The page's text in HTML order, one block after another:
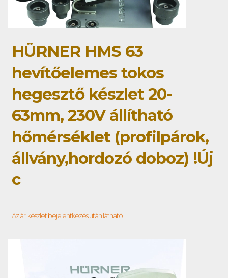
HÜRNER HMS 63
hevítőelemes tokos
hegesztő készlet 20-
63mm, 230V állítható
hőmérséklet (profilpárok,
állvány,hordozó doboz) !Új
c
Az ár, készlet bejelentkezés után látható